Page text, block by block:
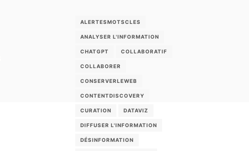
ALERTESMOTSCLES
ANALYSER L'INFORMATION
CHATGPT COLLABORATIF
COLLABORER
CONSERVERLEWEB
CONTENTDISCOVERY
CURATION DATAVIZ
DIFFUSER L'INFORMATION
DÉSINFORMATION